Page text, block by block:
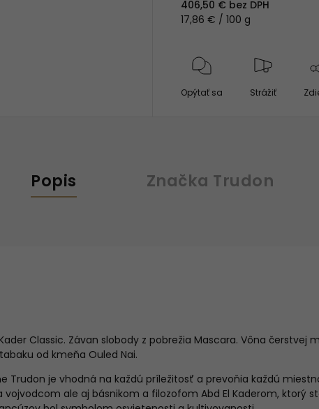
406,50 € bez DPH
17,86 € / 100 g
Opýtať sa Strážiť
Popis Značka Trudon
Classic. Závan slobody z pobrežia Mascara. Vôna čerstvej
od kmeňa Ouled Nai.
Trudon je vhodná na každú príležitosť a prevoňia každú
vojvodcom ale aj básnikom a filozofom Abd El Kaderom, ktorý